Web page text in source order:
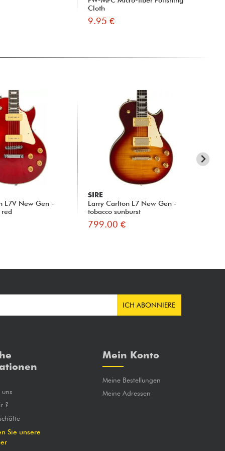
Cloth
9.95 €
L7V New Gen -
red
SIRE
Larry Carlton L7 New Gen -
tobacco sunburst
799.00 €
ICH ABONNIERE
?
Sie unsere
Mein Konto
Meine Bestellungen
Meine Adressen